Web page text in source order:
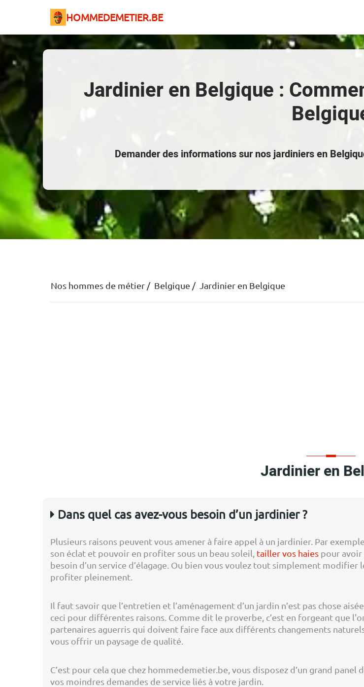
HOMMEDEMETIER.BE
Jardinier en Belgique :
Demander des informations sur nos jardiniers en
Nos hommes de métier Belgique Jardinier en Belgique
Jardinier en
Dans quel cas avez-vous besoin d’un jardinier ?
Plusieurs raisons peuvent vous amener à faire appel à un jardinier. Par
son éclat et pouvoir en profiter sous un beau soleil, tailler vos haies pour avoir
besoin d’un service d’élagage. Ou bien vous voulez tout simplement
profiter pleinement.
Il faut savoir que l’entretien et l’aménagement d’un jardin n’est pas chose
ceci pour différentes raisons. Comme dit le proverbe, c’est en forgeant que
partenaires aguerris qui doivent faire face aux différents changements
vous offrir un paysage de qualité.
C’est pour cela que chez hommedemetier.be, vous disposez d’un grand panel
vos moindres demandes de service liés à votre jardin.